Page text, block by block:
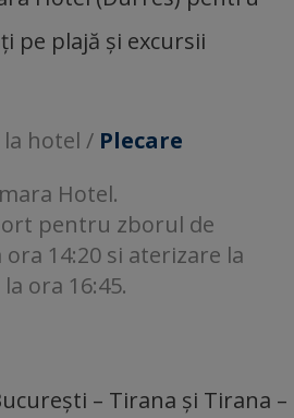
pe plajă și excursii
hotel / Plecare
Hotel.
pentru zborul de
14:20 si aterizare la
ora 16:45.
– Tirana şi Tirana –